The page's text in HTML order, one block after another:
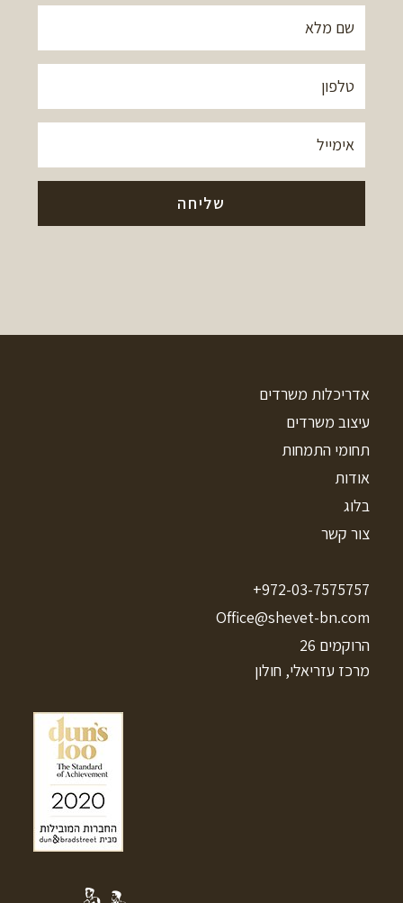
אדריכלות משרדים
עיצוב משרדים
תחומי התמחות
אודות
בלוג
צור קשר
972-03-7575757+
Office@shevet-bn.com
הרוקמים 26
מרכז עזריאלי, חולון